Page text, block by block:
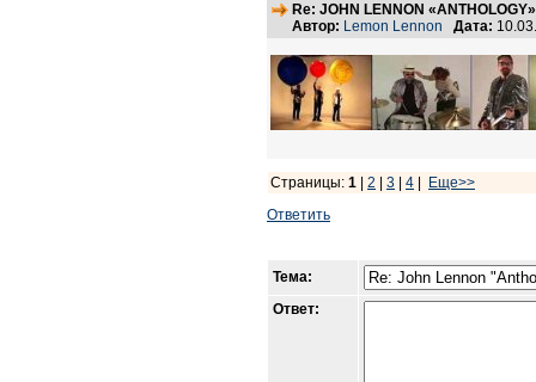
Re: JOHN LENNON
Автор: Lemon Lennon Дата:
Страницы: 1 2 3 4
Еще>>
Ответить
Тема:
Ответ: